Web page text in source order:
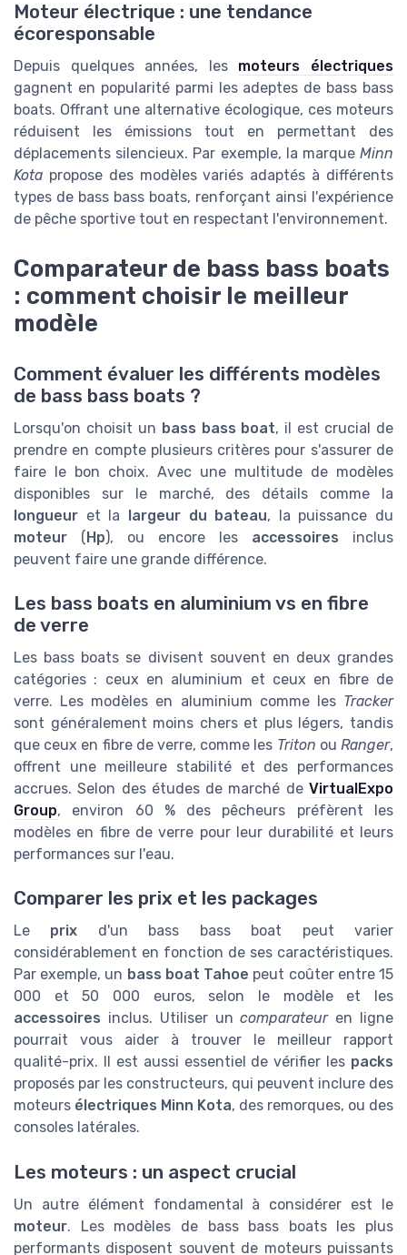
Moteur électrique : une tendance
écoresponsable
Depuis quelques années, les moteurs électriques
gagnent en popularité parmi les adeptes de bass bass
boats. Offrant une alternative écologique, ces moteurs
réduisent les émissions tout en permettant des
déplacements silencieux. Par exemple, la marque Minn
Kota propose des modèles variés adaptés à différents
types de bass bass boats, renforçant ainsi l'expérience
de pêche sportive tout en respectant l'environnement.
Comparateur de bass bass boats
: comment choisir le meilleur
modèle
Comment évaluer les différents modèles
de bass bass boats ?
Lorsqu'on choisit un bass bass boat, il est crucial de
prendre en compte plusieurs critères pour s'assurer de
faire le bon choix. Avec une multitude de modèles
disponibles sur le marché, des détails comme la
longueur et la largeur du bateau, la puissance du
moteur (Hp), ou encore les accessoires inclus
peuvent faire une grande différence.
Les bass boats en aluminium vs en fibre
de verre
Les bass boats se divisent souvent en deux grandes
catégories : ceux en aluminium et ceux en fibre de
verre. Les modèles en aluminium comme les Tracker
sont généralement moins chers et plus légers, tandis
que ceux en fibre de verre, comme les Triton ouRanger,
offrent une meilleure stabilité et des performances
accrues. Selon des études de marché de VirtualExpo
Group, environ 60 % des pêcheurs préfèrent les
modèles en fibre de verre pour leur durabilité et leurs
performances sur l'eau.
Comparer les prix et les packages
Le prix d'un bass bass boat peut varier
considérablement en fonction de ses caractéristiques.
Par exemple, un bass boat Tahoe peut coûter entre 15
000 et 50 000 euros, selon le modèle et les
accessoires inclus. Utiliser uncomparateuren ligne
pourrait vous aider à trouver le meilleur rapport
qualité-prix. Il est aussi essentiel de vérifier les packs
proposés par les constructeurs, qui peuvent inclure des
moteurs électriques Minn Kota, des remorques, ou des
consoles latérales.
Les moteurs : un aspect crucial
Un autre élément fondamental à considérer est le
moteur. Les modèles de bass bass boats les plus
performants disposent souvent de moteurs puissants